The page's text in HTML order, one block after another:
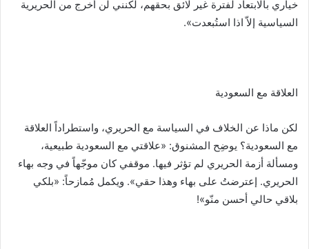
خياري بالابتعاد لفترة غير لائق بحقهم، لكنني لن أخرج من الحريرية
السياسية إلاّ اذا استُبعدت».
العلاقة مع السعودية
لكن ماذا عن الخلاف في السياسة مع الحريري، واستطراداً العلاقة
مع السعودية؟ يوضِح المشنوق: «علاقتي مع السعودية طبيعية،
ومسألة أزمة الحريري لم تؤثر فيها. موقفي كان موجّهاً في وجه بهاء
الحريري. إعترضتُ على بهاء وهذا حقي». ويكمل مُمازحاً: «بلكي
بلاقي حالي أحسن منّو»!